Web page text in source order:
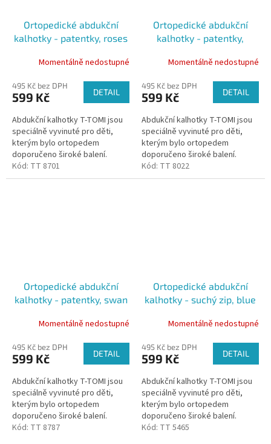
Ortopedické abdukční
kalhotky - patentky, roses
Momentálně nedostupné
495 Kč bez DPH
599 Kč DETAIL
Abdukční kalhotky T-TOMI jsou
speciálně vyvinuté pro děti,
kterým bylo ortopedem
doporučeno široké balení.
Kalhotky udržují kyčle dítěte ve
správném postavení díky všité...
Kód: TT 8701
Ortopedické abdukční
kalhotky - patentky,
Momentálně nedostupné
495 Kč bez DPH
599 Kč DETAIL
Abdukční kalhotky T-TOMI jsou
speciálně vyvinuté pro děti,
kterým bylo ortopedem
doporučeno široké balení.
Kalhotky udržují kyčle dítěte ve
správném postavení díky všité...
Kód: TT 8022
Ortopedické abdukční
kalhotky - patentky, swan
Momentálně nedostupné
495 Kč bez DPH
599 Kč DETAIL
Abdukční kalhotky T-TOMI jsou
speciálně vyvinuté pro děti,
kterým bylo ortopedem
doporučeno široké balení.
Kalhotky udržují kyčle dítěte ve
Kód: TT 8787
Ortopedické abdukční
kalhotky - suchý zip, blue
Momentálně nedostupné
495 Kč bez DPH
599 Kč DETAIL
Abdukční kalhotky T-TOMI jsou
speciálně vyvinuté pro děti,
kterým bylo ortopedem
doporučeno široké balení.
Kalhotky udržují kyčle dítěte ve
Kód: TT 5465